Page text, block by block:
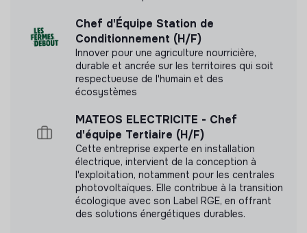
Documents
N'a pas encore communiqué de documents de
Chef d'Équipe Station de
Conditionnement (H/F)
Innover pour une agriculture nourricière,
durable et ancrée sur les territoires qui soit
respectueuse de l'humain et des
écosystèmes
MATEOS ELECTRICITE - Chef
d'équipe Tertiaire (H/F)
Cette entreprise experte en installation
électrique, intervient de la conception à
l'exploitation, notamment pour les centrales
photovoltaïques. Elle contribue à la transition
écologique avec son Label RGE, en offrant
des solutions énergétiques durables.